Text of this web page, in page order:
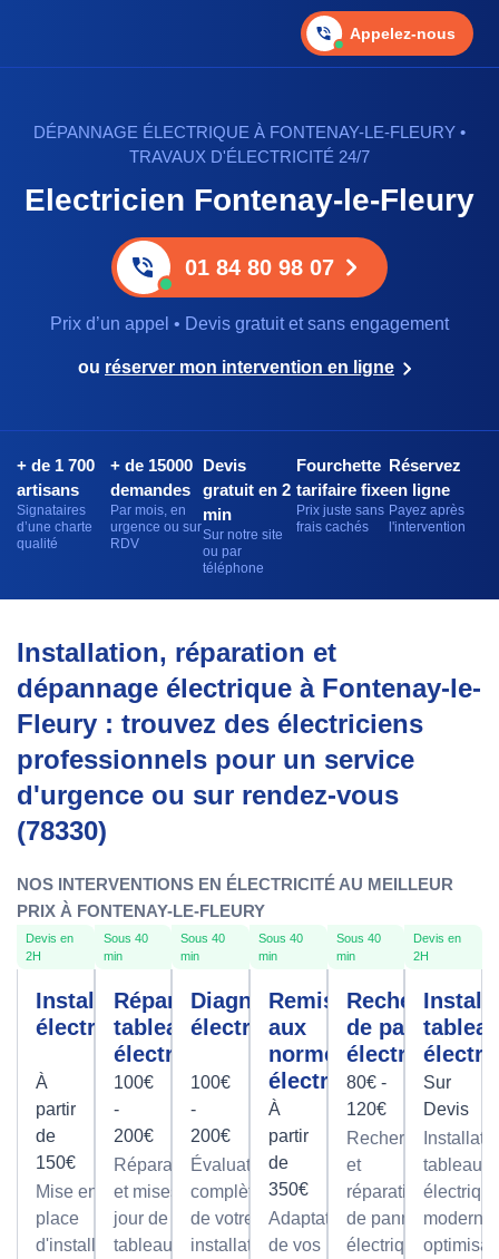
Appelez-nous
DÉPANNAGE ÉLECTRIQUE À FONTENAY-LE-FLEURY •
TRAVAUX D'ÉLECTRICITÉ 24/7
Electricien Fontenay-le-Fleury
01 84 80 98 07
Prix d’un appel • Devis gratuit et sans engagement
ou réserver mon intervention en ligne
+ de 1 700
artisans
Signataires
d’une charte
qualité
+ de 15000
demandes
Par mois, en
urgence ou sur
RDV
Devis
gratuit en 2
min
Sur notre site
ou par
téléphone
Fourchette
tarifaire fixe
Prix juste sans
frais cachés
Réservez
en ligne
Payez après
l'intervention
Installation, réparation et
dépannage électrique à Fontenay-le-
Fleury : trouvez des électriciens
professionnels pour un service
d'urgence ou sur rendez-vous
(78330)
NOS INTERVENTIONS EN ÉLECTRICITÉ AU MEILLEUR
PRIX À FONTENAY-LE-FLEURY
Devis en
2H
Installation
électrique
À
partir
de
150€
Mise en
place
d'installations
Sous 40
min
Réparation
tableau
électrique
100€
-
200€
Réparations
et mises à
jour de
tableaux
Sous 40
min
Diagnostic
électrique
100€
-
200€
Évaluation
complète
de votre
installation
Sous 40
min
Remise
aux
normes
électrique
À
partir
de
350€
Adaptation
de vos
Sous 40
min
Recherche
de panne
électrique
80€ -
120€
Recherche
et
réparation
de pannes
électriques
Devis en
2H
Sur
Devis
tableaux